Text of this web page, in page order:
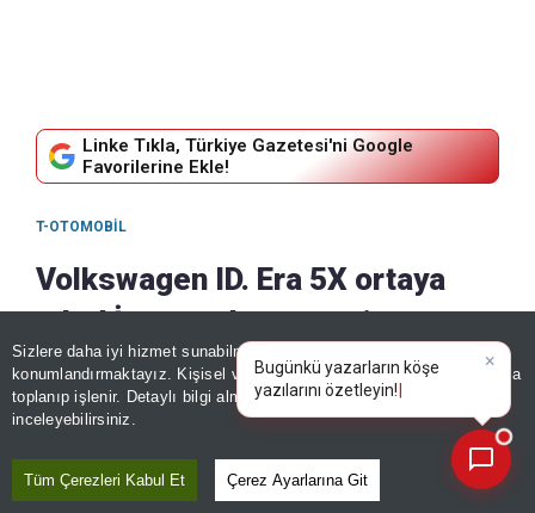
Sizlere daha iyi hizmet sunabilmek adına sitemizde
konumlandırmaktayız. Kişisel verileriniz, KVKK ve GDPR kapsamında
toplanıp işlenir. Detaylı bilgi almak içinAydınlatma Metnimizi
inceleyebilirsiniz.
Tüm Çerezleri Kabul Et Çerez Ayarlarına Git
Linke Tıkla, Türkiye Gazetesi'ni Google
Favorilerine Ekle!
T-OTOMOBIL
Volkswagen ID. Era 5X ortaya
çıktı! İşte markanın yeni
elektrikli SUV modelinin
özellikleri
08 Ağustos, 2026 - 16:19 | 08 Ağustos, 2026 - 16:21
Paylaş
×
Bugünkü yazarların köşe
yazılarını özetleyi|